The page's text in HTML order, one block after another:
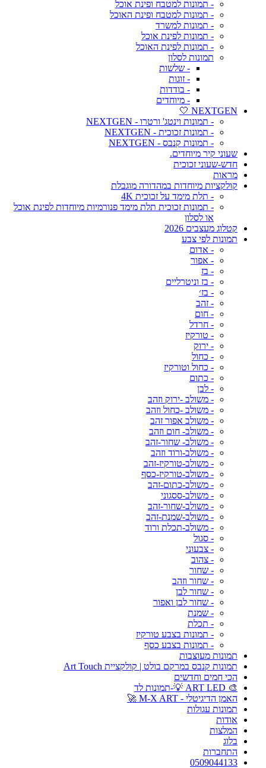
- תמונות למטבח ופינת אוכל
- תמונות למטבח ופינת האוכל
- תמונות למשרד
- תמונות לפינת אוכל
- תמונות לפינת האוכל
תמונות לסלון
- שלשות
- זוגות
- בודדות
- מיוחדים
NEXTGEN 🤍
- תמונות וינטג' ורטרו - NEXTGEN
- תמונות זכוכית - NEXTGEN
- תמונות קנבס - NEXTGEN
שעוני קיר מיוחדים.
חדש-שעוני זכוכית
מראות
קולקציות מיוחדות במהדורה מוגבלת
- תלת מימד על זכוכית 4K
- תמונות זכוכית תלת מימד פנורמיות מיוחדות לפינת אוכל
או לסלון
קטלוג מעצבים 2026
תמונות לפי צבע
- אדום
- אפור
- בז
- בז וניטרליים
- בז׳
- זהב
- חום
- חרדל
- טורקיז
- ירוק
- כחול
- כחול וטורקיז
- כתום
- לבן
- משולב -ירוק וזהב
- משולב -כחול וזהב
- משולב אפור זהב
- משולב- חום וזהב
- משולב- שחור-זהב
- משולב-ורוד וזהב
- משולב-טורקיז-זהב
- משולב-טורקיז-כסף
- משולב-כתום-זהב
- משולב-ססגוני
- משולב-שחור-זהב
- משולב-שמנת-זהב
- משולב-תכלת ורוד
- סגול
- צבעוני
- צהוב
- שחור
- שחור וזהב
- שחור לבן
- שחור לבן ואפור
- שמנת
- תכלת
- תמונות בצבע טורקיז
- תמונות בצבע כסף
תמונות מעוצבות
תמונות קנבס במרקם בולט | קולקציית Art Touch
הכי חמים וחדשים
🎨 ART LED 💡-תמונות לד
האמן הדיגיטלי - M-X ART 🚀
תמונות עגולות
אודות
המלצות
בלוג
התחברות
0509044133